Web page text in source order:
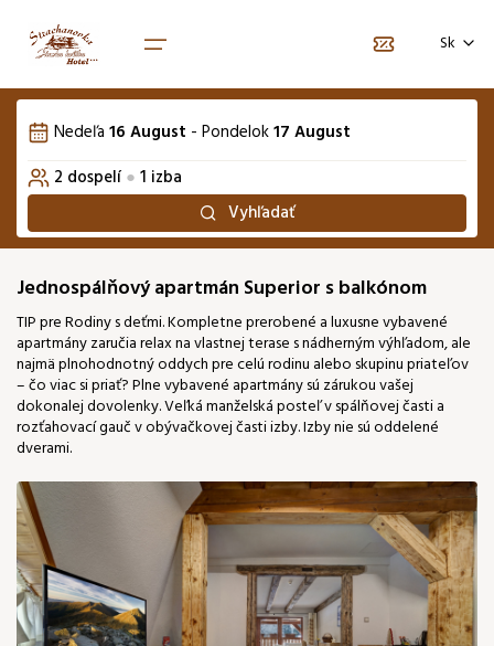
Sk
Nedeľa 16 August - Pondelok17 August
Vyberte termín pobytu
August 2026
Po
01 02
03 04 05 06 07 08 09
10 11 12 13 14 15 114 €
17 18
128 €
19
119 €
20
119 € 21 22 23
24
119 €
25
114 €
26
114 €
27
114 €
28
123 €
29
31
105 €
2 dospelí ● 1 izba
Vyberte počet osôb
Počet dospelých
Zvieratko+20€ / noc 0
Vyhľadať
Jednospálňový apartmán Superior s balkónom
TIP pre Rodiny s deťmi. Kompletne prerobené a luxusne vybavené
apartmány zaručia relax na vlastnej terase s nádherným výhľadom, ale
najmä plnohodnotný oddych pre celú rodinu alebo skupinu priateľov
– čo viac si priať? Plne vybavené apartmány sú zárukou vašej
dokonalej dovolenky. Veľká manželská posteľ v spálňovej časti a
rozťahovací gauč v obývačkovej časti izby. Izby nie sú oddelené
dverami.
Voľba jazyka